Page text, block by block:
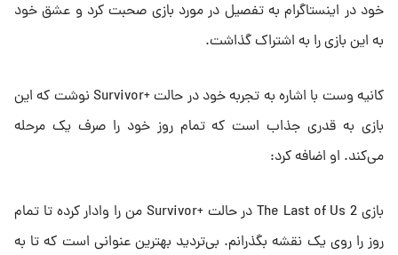
خود در اینستاگرام به تفصیل در مورد بازی صحبت کرد و عشق خود
به این بازی را به اشتراک گذاشت.
کانیه وست با اشاره به تجربه خود در حالت +Survivor نوشت که این
بازی به قدری جذاب است که تمام روز خود را صرف یک مرحله
می‌کند. او اضافه کرد:
بازی The Last of Us 2 در حالت +Survivor من را وادار کرده تا تمام
روز را روی یک نقشه بگذرانم. بی‌تردید بهترین عنوانی است که تا به